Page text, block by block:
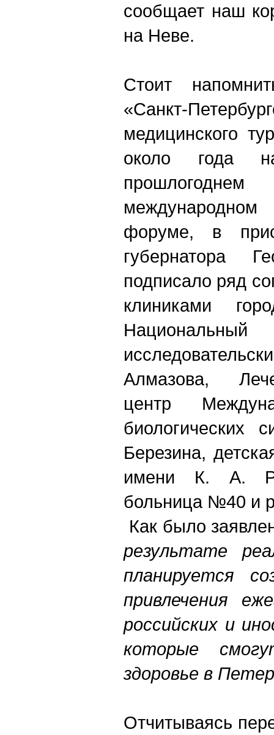
сообщает наш
на Неве.
Стоит
«Санкт-
медицинского
около года
форуме, в
губернатора
подписало ряд
клиниками
Алмазова,
центр
биологических
Березина,
имени К. А.
больница №40 и
Как было
результате
планируется
привлечения
российских и
которые
здоровье в
Отчитываясь